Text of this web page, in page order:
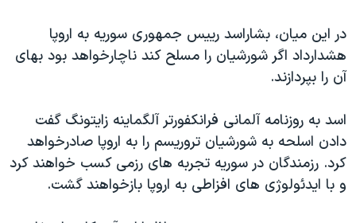
در این میان، بشاراسد رییس جمهوری سوریه به اروپا
هشدارداد اگر شورشیان را مسلح کند ناچارخواهد بود بهای
آن را بپردازند.
اسد به روزنامه آلمانی فرانکفورتر آلگماینه زایتونگ گفت
دادن اسلحه به شورشیان تروریسم را به اروپا صادرخواهد
کرد. رزمندگان در سوریه تجربه های رزمی کسب خواهند کرد
و با ایدئولوژی های افزاطی به اروپا بازخواهند گشت.